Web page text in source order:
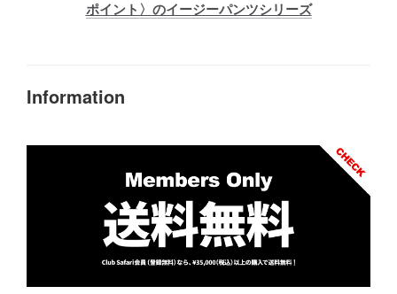
ポイント〉のイージーパンツシリーズ
Information